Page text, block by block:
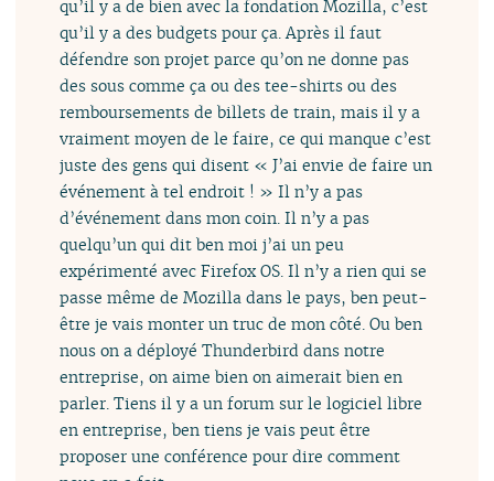
qu’il y a de bien avec la fondation Mozilla, c’est
qu’il y a des budgets pour ça. Après il faut
défendre son projet parce qu’on ne donne pas
des sous comme ça ou des tee-shirts ou des
remboursements de billets de train, mais il y a
vraiment moyen de le faire, ce qui manque c’est
juste des gens qui disent « J’ai envie de faire un
événement à tel endroit ! » Il n’y a pas
d’événement dans mon coin. Il n’y a pas
quelqu’un qui dit ben moi j’ai un peu
expérimenté avec Firefox OS. Il n’y a rien qui se
passe même de Mozilla dans le pays, ben peut-
être je vais monter un truc de mon côté. Ou ben
nous on a déployé Thunderbird dans notre
entreprise, on aime bien on aimerait bien en
parler. Tiens il y a un forum sur le logiciel libre
en entreprise, ben tiens je vais peut être
proposer une conférence pour dire comment